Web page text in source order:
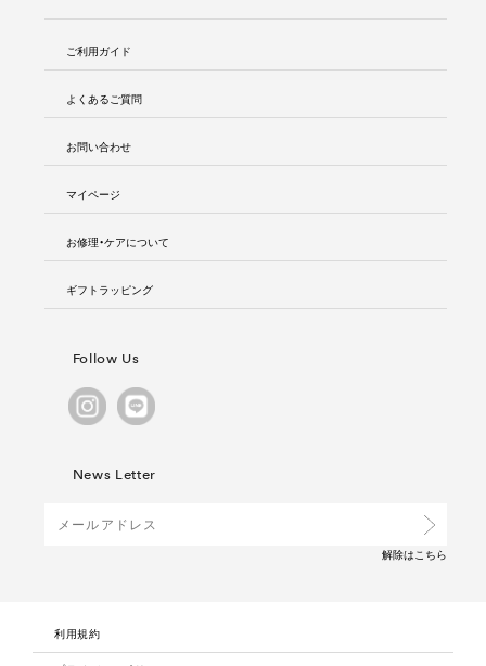
ご利用ガイド
よくあるご質問
お問い合わせ
マイページ
お修理・ケアについて
ギフトラッピング
Follow Us
News Letter
解除はこちら
利用規約